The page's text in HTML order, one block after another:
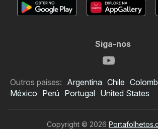
Siga-nos
Outros países: Argentina Chile
México Perú Portugal United States
Copyright © 2026